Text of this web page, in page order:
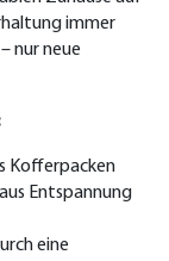
immer
nur neue
Kofferpacken
Entspannung
eine